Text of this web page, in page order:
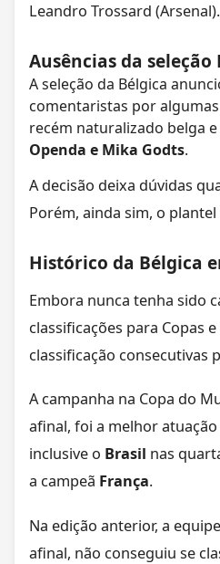
Leandro Trossard (Arsenal).
Ausências da seleção
A seleção da Bélgica
comentaristas por
recém naturalizado belga
Openda e Mika Godts.
A decisão deixa dúvidas
Porém, ainda sim, o
Histórico da Bélgica
Embora nunca tenha sido
classificações para Copas
classificação
A campanha na Copa do
afinal, foi a melhor
inclusive o Brasil nas
a campeã França.
Na edição anterior, a
afinal, não conseguiu se